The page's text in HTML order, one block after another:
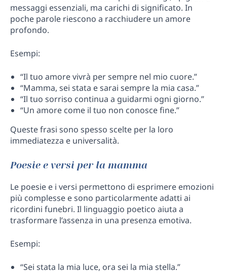
messaggi essenziali, ma carichi di significato. In
poche parole riescono a racchiudere un amore
profondo.
Esempi:
“Il tuo amore vivrà per sempre nel mio cuore.”
“Mamma, sei stata e sarai sempre la mia casa.”
“Il tuo sorriso continua a guidarmi ogni giorno.”
“Un amore come il tuo non conosce fine.”
Queste frasi sono spesso scelte per la loro
immediatezza e universalità.
Poesie e versi per la mamma
Le poesie e i versi permettono di esprimere emozioni
più complesse e sono particolarmente adatti ai
ricordini funebri. Il linguaggio poetico aiuta a
trasformare l’assenza in una presenza emotiva.
Esempi:
“Sei stata la mia luce, ora sei la mia stella.”